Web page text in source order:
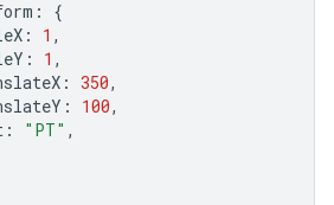
:
{
: 1 ,
: 1 ,
: 350,
: 100,
: "PT" ,